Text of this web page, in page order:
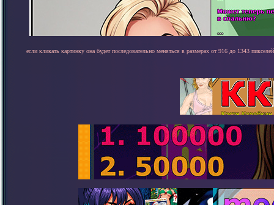
если кликать картинку она будет последовательно меняться в размерах от 916 до 1343